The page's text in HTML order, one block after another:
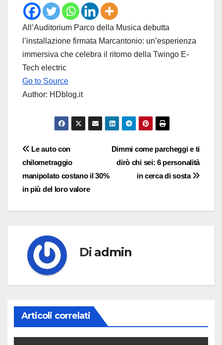
All’Auditorium Parco della Musica debutta
l’installazione firmata Marcantonio: un’esperienza
immersiva che celebra il ritorno della Twingo E-
Tech electric
Go to Source
Author: HDblog.it
Navigazione
articoli
Dimmi come parcheggi e ti
dirò chi sei: 6 personalità
in cerca di sosta
Le auto con
chilometraggio
manipolato costano il 30%
in più del loro valore
Di admin
Articoli correlati